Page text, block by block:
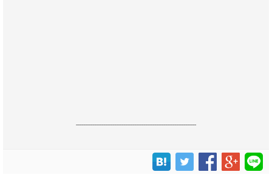
------------------------------------------------------------------